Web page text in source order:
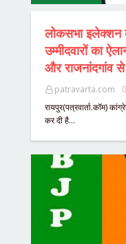
लोकसभा इलेक्शन
उम्मीदवारों का
और राजनांदगांव
patravarta.com
रायपुर(पत्रवार्ता.कॉम)
कर दी है…